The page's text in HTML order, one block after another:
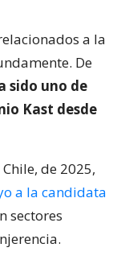
a la
De
sido uno de
Kast desde
de 2025,
a la candidata
sectores